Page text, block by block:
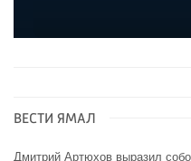
ВЕСТИ ЯМАЛ
Дмитрий Артюхов выразил